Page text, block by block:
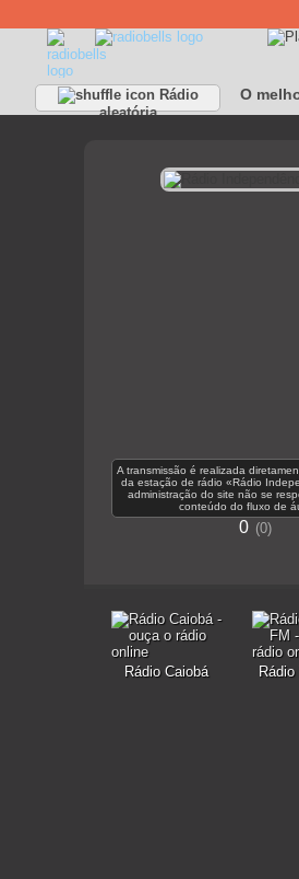
Rádio
aleatória
O
A transmissão é realizada
da estação de rádio «Rádio
administração do site não se
conteúdo do fluxo de
0 0
Rádio Caiobá